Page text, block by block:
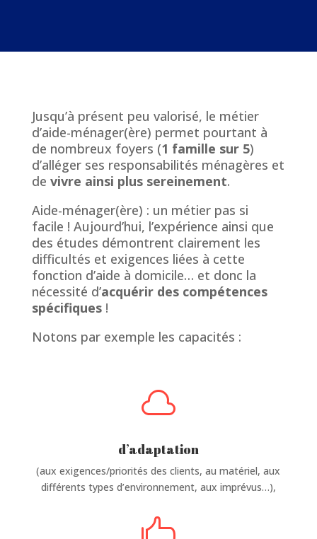
Jusqu’à présent peu valorisé, le métier
d’aide-ménager(ère) permet pourtant à
de nombreux foyers (1 famille sur 5)
d’alléger ses responsabilités ménagères et
de vivre ainsi plus sereinement.
Aide-ménager(ère) : un métier pas si
facile ! Aujourd’hui, l’expérience ainsi que
des études démontrent clairement les
difficultés et exigences liées à cette
fonction d’aide à domicile… et donc la
nécessité d’acquérir des compétences
spécifiques!
Notons par exemple les capacités :

d’adaptation
(aux exigences/priorités des clients, au matériel, aux
différents types d’environnement, aux imprévus…),